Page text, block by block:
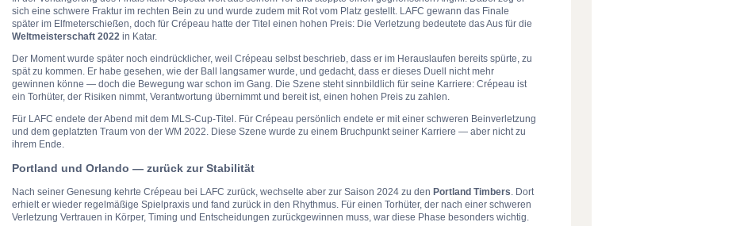
sich eine schwere Fraktur im rechten Bein zu und wurde zudem mit Rot vom Platz gestellt. LAFC gewann das Finale
später im Elfmeterschießen, doch für Crépeau hatte der Titel einen hohen Preis: Die Verletzung bedeutete das Aus für die
Weltmeisterschaft 2022 in Katar.
Der Moment wurde später noch eindrücklicher, weil Crépeau selbst beschrieb, dass er im Herauslaufen bereits spürte, zu
spät zu kommen. Er habe gesehen, wie der Ball langsamer wurde, und gedacht, dass er dieses Duell nicht mehr
gewinnen könne — doch die Bewegung war schon im Gang. Die Szene steht sinnbildlich für seine Karriere: Crépeau ist
ein Torhüter, der Risiken nimmt, Verantwortung übernimmt und bereit ist, einen hohen Preis zu zahlen.
Für LAFC endete der Abend mit dem MLS-Cup-Titel. Für Crépeau persönlich endete er mit einer schweren Beinverletzung
und dem geplatzten Traum von der WM 2022. Diese Szene wurde zu einem Bruchpunkt seiner Karriere — aber nicht zu
ihrem Ende.
Portland und Orlando — zurück zur Stabilität
Nach seiner Genesung kehrte Crépeau bei LAFC zurück, wechselte aber zur Saison 2024 zu den Portland Timbers. Dort
erhielt er wieder regelmäßige Spielpraxis und fand zurück in den Rhythmus. Für einen Torhüter, der nach einer schweren
Verletzung Vertrauen in Körper, Timing und Entscheidungen zurückgewinnen muss, war diese Phase besonders wichtig.